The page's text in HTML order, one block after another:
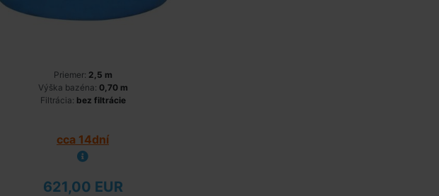
Priemer: 2,5 m
Výška bazéna: 0,70 m
Filtrácia: bez filtrácie
cca 14dní
621,00 EUR